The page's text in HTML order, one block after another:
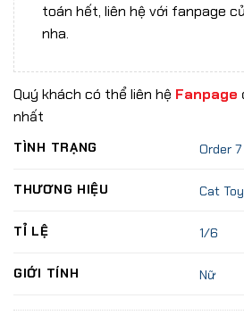
toán hết, liên hệ với fanpage
nha.
Quý khách có thể liên hệ Fanpage
nhất
TÌNH TRẠNG Order
THƯƠNG HIỆU Cat
TỈ LỆ 1/6
GIỚI TÍNH Nữ